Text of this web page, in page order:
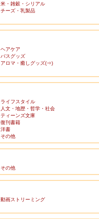
米・雑穀・シリアル
チーズ・乳製品
ヘアケア
バスグッズ
アロマ・癒しグッズ(⇒)
ライフスタイル
人文・地歴・哲学・社会
ティーンズ文庫
復刊書籍
洋書
その他
その他
動画ストリーミング